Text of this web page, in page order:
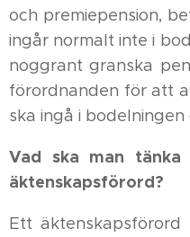
och premiepension,
ingår normalt inte i
noggrant granska
förordnanden för att
ska ingå i
Vad ska man
äktenskapsförord?
Ett